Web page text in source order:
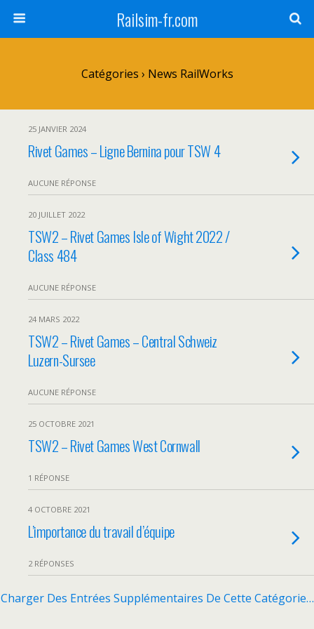
Railsim-fr.com
Catégories › News RailWorks
25 JANVIER 2024
Rivet Games – Ligne Bernina pour TSW 4
AUCUNE RÉPONSE
20 JUILLET 2022
TSW2 – Rivet Games Isle of Wight 2022 /
Class 484
AUCUNE RÉPONSE
24 MARS 2022
TSW2 – Rivet Games – Central Schweiz
Luzern-Sursee
AUCUNE RÉPONSE
25 OCTOBRE 2021
TSW2 – Rivet Games West Cornwall
1 RÉPONSE
4 OCTOBRE 2021
L’importance du travail d’équipe
2 RÉPONSES
Charger Des Entrées Supplémentaires De Cette Catégorie…